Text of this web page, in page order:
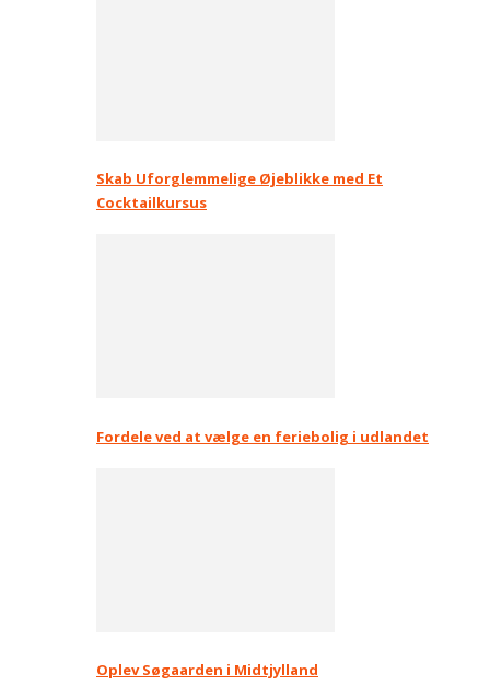
Skab Uforglemmelige Øjeblikke med Et
Cocktailkursus
Fordele ved at vælge en feriebolig i udlandet
Oplev Søgaarden i Midtjylland